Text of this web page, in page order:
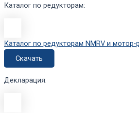
Каталог по редукторам:
Каталог по редукторам NMRV и мотор-
Скачать
Декларация: